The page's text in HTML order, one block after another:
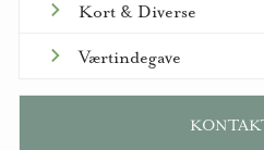
Kort & Diverse
Værtindegave